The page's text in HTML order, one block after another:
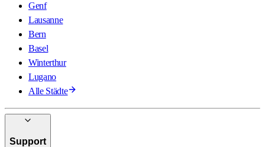
Genf
Lausanne
Bern
Basel
Winterthur
Lugano
Alle Städte
Support